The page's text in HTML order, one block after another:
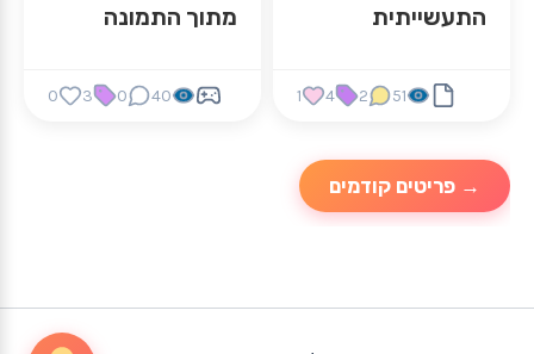
התעשייתית
51
2
4
1
מתוך התמונה
40
0
3
0
→ פריטים קודמים